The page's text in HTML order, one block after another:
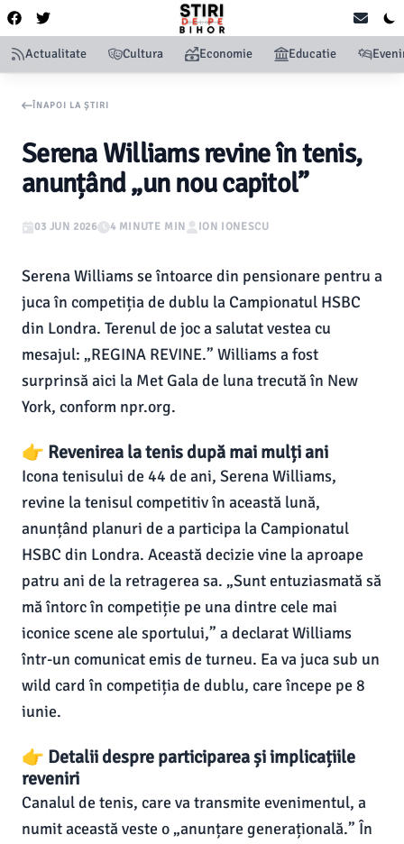
Actualitate Cultura Economie Educatie
ÎNAPOI LA ȘTIRI
Serena Williams revine în tenis,
anunțând „un nou capitol”
03 JUN 2026 4 MINUTE MIN ION IONESCU
Serena Williams se întoarce din pensionare pentru a
juca în competiția de dublu la Campionatul HSBC
din Londra. Terenul de joc a salutat vestea cu
mesajul: „REGINA REVINE.” Williams a fost
surprinsă aici la Met Gala de luna trecută în New
York, conform npr.org.
👉 Revenirea la tenis după mai mulți ani
Icona tenisului de 44 de ani, Serena Williams,
revine la tenisul competitiv în această lună,
anunțând planuri de a participa la Campionatul
HSBC din Londra. Această decizie vine la aproape
patru ani de la retragerea sa. „Sunt entuziasmată să
mă întorc în competiție pe una dintre cele mai
iconice scene ale sportului,” a declarat Williams
într-un comunicat emis de turneu. Ea va juca sub un
wild card în competiția de dublu, care începe pe 8
iunie.
👉 Detalii despre participarea și implicațiile
reveniri
Canalul de tenis, care va transmite evenimentul, a
numit această veste o „anunțare generațională.” În